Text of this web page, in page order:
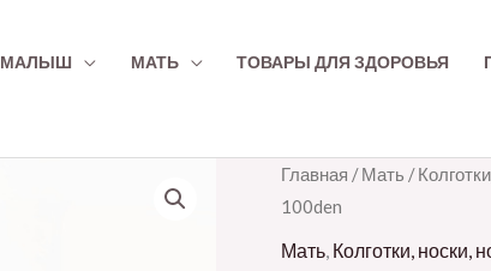
МАЛЫШ МАТЬ ТОВАРЫ ДЛЯ ЗДОРОВЬЯ
Главная /Мать /
100den
Мать, Колготки, носки,
Количество
товара
Gabriella